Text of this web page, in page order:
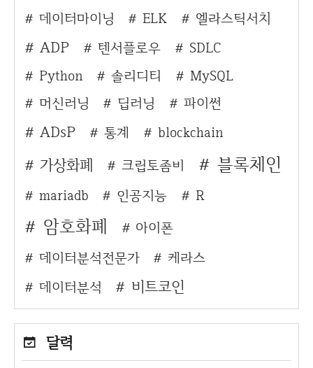
데이터마이닝 ELK 엘라스틱서치
ADP 텐서플로우
SDLC
Python
솔리디티
MySQL
머신러닝
딥러닝 파이썬
ADsP 통계 blockchain
가상화폐 크립토좀비 블록체인
mariadb 인공지능 R
암호화폐
아이폰
데이터분석전문가
케라스
데이터분석
비트코인
달력